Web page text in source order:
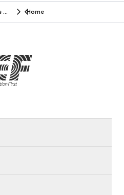
EF Séjours linguistiques (50+ ans) Home